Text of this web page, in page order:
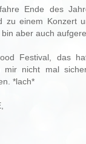
Ende des
zu einem Konzert
aber auch
Festival, das
mir nicht mal
*lach*